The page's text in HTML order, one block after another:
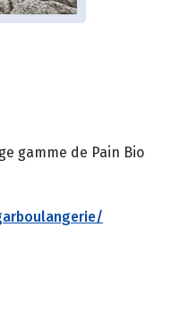
gamme de Pain Bio